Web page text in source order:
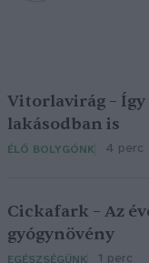
Vitorlavirág – Így
lakásodban is
ÉLŐ BOLYGÓNK 4 perc
Cickafark – Az
gyógynövény
EGÉSZSÉGÜNK 1 perc